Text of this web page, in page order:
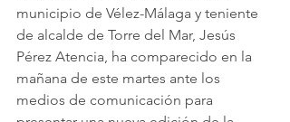
municipio de Vélez-Málaga y teniente
de alcalde de Torre del Mar, Jesús
Pérez Atencia, ha comparecido en la
mañana de este martes ante los
medios de comunicación para